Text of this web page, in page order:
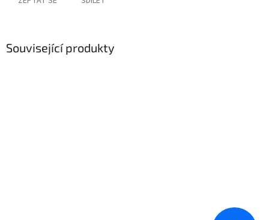
Související produkty